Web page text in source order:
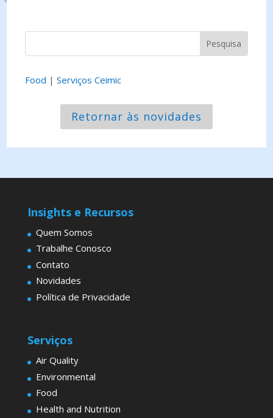
Food |Serviços Ceimic
Retornar às novidades
Insights e Recursos
Quem Somos
Trabalhe Conosco
Contato
Novidades
Política de Privacidade
Serviços
Air Quality
Environmental
Food
Health and Nutrition